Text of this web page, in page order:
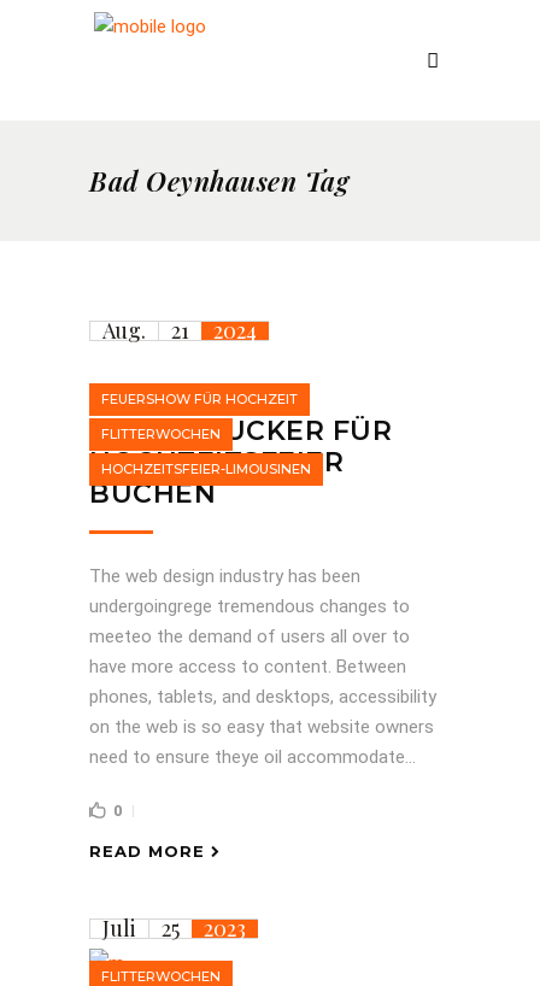
Bad Oeynhausen Tag
Aug. 21 2024
FEUERSHOW FÜR HOCHZEIT
FLITTERWOCHEN
HOCHZEITSFEIER-LIMOUSINEN
FEUERSPUCKER FÜR
HOCHZEITSFEIER
BUCHEN
The web design industry has been
undergoingrege tremendous changes to
meeteo the demand of users all over to
have more access to content. Between
phones, tablets, and desktops, accessibility
on the web is so easy that website owners
need to ensure theye oil accommodate...
0
READ MORE
Juli 25 2023
FLITTERWOCHEN